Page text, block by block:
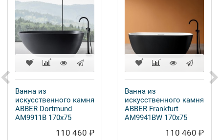
Ванна из
искусственного камня
ABBER Dortmund
AM9911B 170x75
110 460 ₽
Ванна из
искусственного камня
ABBER Frankfurt
AM9941BW 170x75
110 460 ₽